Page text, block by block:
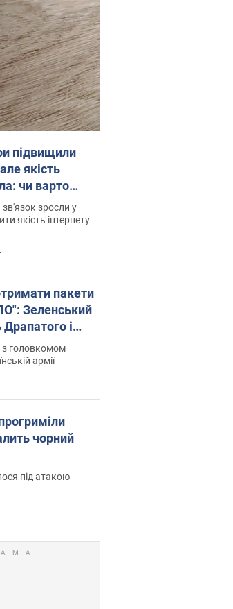
підвищили
якість
чи варто
зросли у
якість інтернету
пакети
Зеленський
і
з головкомом
армії
чорний
під атакою